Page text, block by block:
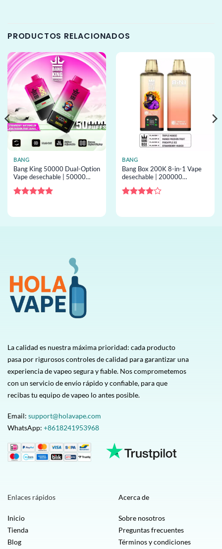
PRODUCTOS RELACIONADOS
BANG
Bang King 50000 Dual-Option
Vape desechable | 50000
desechable al por mayor
BANG
Bang Box 200K 8-in-1 Vape
desechable | 200000
screen, desechable al por
5
La calidad es nuestra máxima prioridad: cada producto
pasa por rigurosos controles de calidad para garantizar una
experiencia de vapeo segura y fiable. Nos comprometemos
con un servicio de envío rápido y confiable, para que
recibas tu equipo de vapeo lo antes posible.
Email: support@holavape.com
WhatsApp: +8618241953968
Enlaces rápidos
Inicio
Tienda
Blog
Acerca de
Sobre nosotros
Preguntas frecuentes
Términos y condiciones